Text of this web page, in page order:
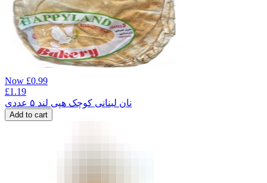
Now £0.99
£1.19
نان لبنانی کوچک هپی لند ۵ عددی
Add to cart